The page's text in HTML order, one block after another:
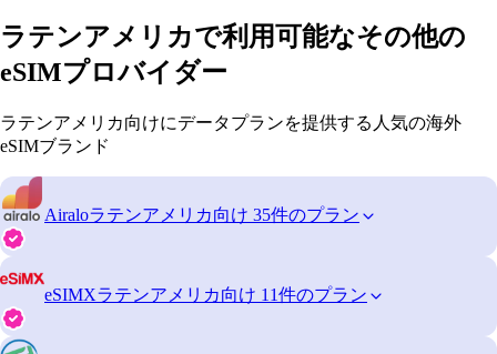
ラテンアメリカで利用可能なその他の
eSIMプロバイダー
ラテンアメリカ向けにデータプランを提供する人気の海外
eSIMブランド
Airaloラテンアメリカ向け 35件のプラン
eSIMXラテンアメリカ向け 11件のプラン